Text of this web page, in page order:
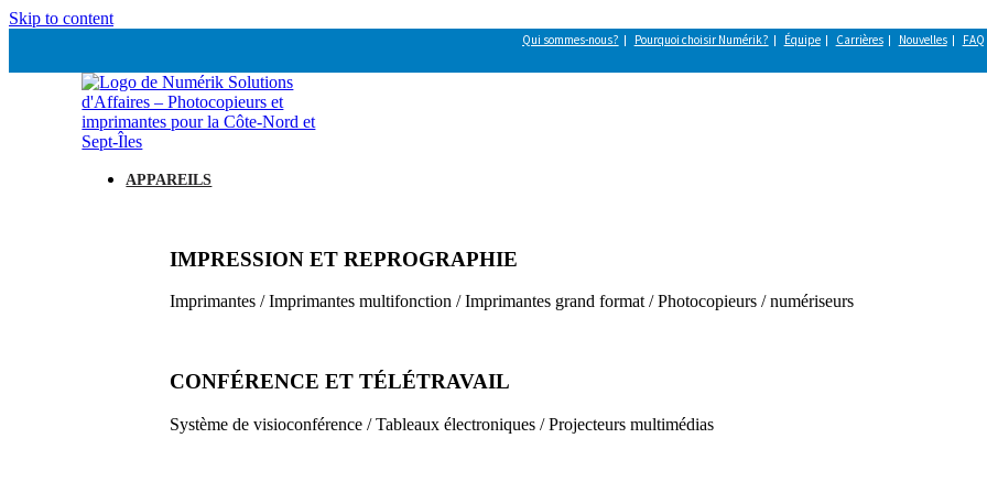
Skip to content
Qui sommes-nous? Pourquoi choisir Numérik? Équipe Carrières Nouvelles FAQ
APPAREILS
IMPRESSION ET REPROGRAPHIE
Imprimantes / Imprimantes multifonction / Imprimantes grand format / Photocopieurs / numériseurs
CONFÉRENCE ET TÉLÉTRAVAIL
Système de visioconférence / Tableaux électroniques / Projecteurs multimédias